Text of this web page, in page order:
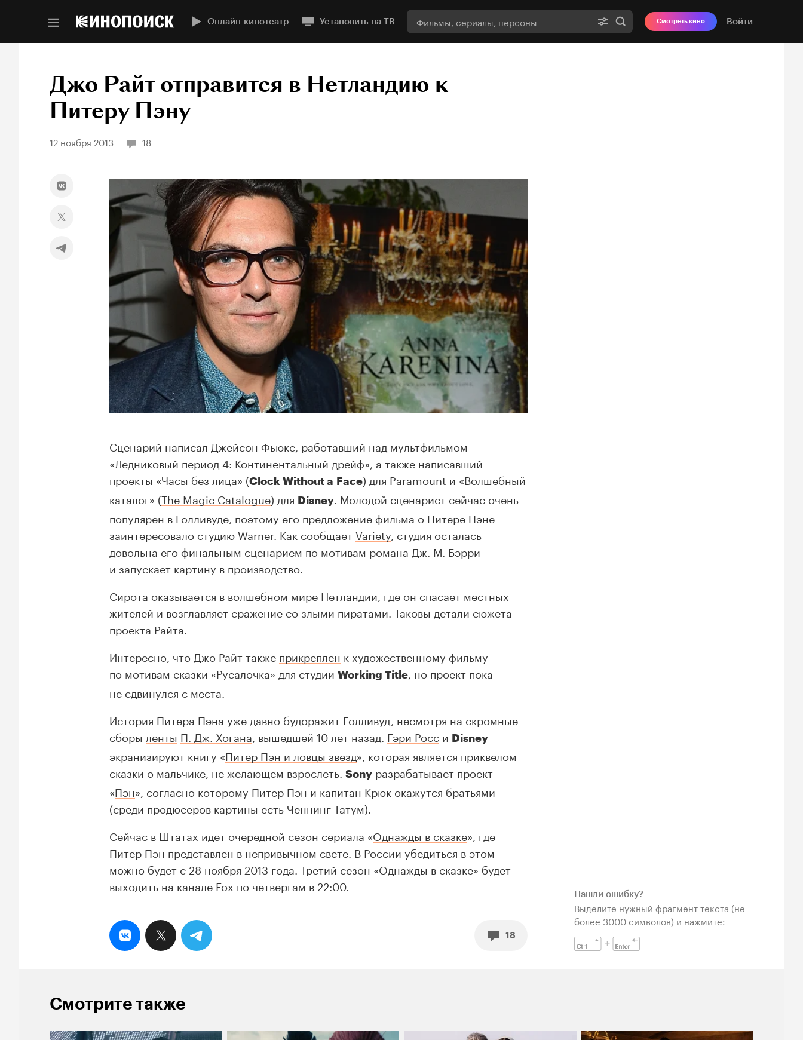
Онлайн-кинотеатр Установить на ТВ Смотреть кино Войти
Джо Райт отправится в Нетландию к
Питеру Пэну
12 ноября 2013 18
Сценарий написал Джейсон Фьюкс , работавший над мультфильмом
«Ледниковый период 4: Континентальный дрейф», а также написавший
проекты «Часы без лица» (Clock Without a Face) для Paramount и «Волшебный
каталог» (The Magic Catalogue) для Disney . Молодой сценарист сейчас очень
популярен в Голливуде, поэтому его предложение фильма о Питере Пэне
заинтересовало студию Warner. Как сообщаетVariety , студия осталась
довольна его финальным сценарием по мотивам романа Дж. М. Бэрри
и запускает картину в производство.
Сирота оказывается в волшебном мире Нетландии, где он спасает местных
жителей и возглавляет сражение со злыми пиратами. Таковы детали сюжета
проекта Райта.
Интересно, что Джо Райт также прикреплен к художественному фильму
по мотивам сказки «Русалочка» для студии Working Title , но проект пока
не сдвинулся с места.
История Питера Пэна уже давно будоражит Голливуд, несмотря на скромные
сборы ленты П. Дж. Хогана , вышедшей 10 лет назад. Гэри Росс и Disney
экранизируют книгу «Питер Пэн и ловцы звезд», которая является приквелом
сказки о мальчике, не желающем взрослеть. Sony разрабатывает проект
«Пэн», согласно которому Питер Пэн и капитан Крюк окажутся братьями
(среди продюсеров картины есть Ченнинг Татум).
Сейчас в Штатах идет очередной сезон сериала «Однажды в сказке», где
Питер Пэн представлен в непривычном свете. В России убедиться в этом
можно будет с 28 ноября 2013 года. Третий сезон «Однажды в сказке» будет
выходить на канале Fox по четвергам в 22:00.
18
Нашли ошибку?
Выделите нужный фрагмент текста (не
более 3000 символов) и нажмите:
Смотрите также